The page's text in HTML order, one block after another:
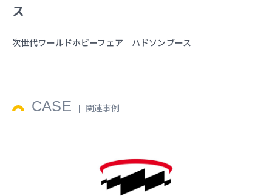
ス
次世代ワールドホビーフェア ハドソンブース
CASE 関連事例